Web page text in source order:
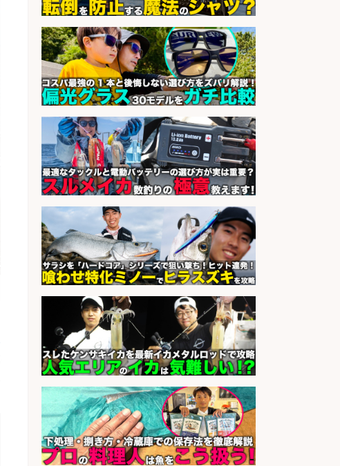
経験者歓迎魚の「製造加工スタッ
フ」/船橋勤務/シフト制
会社名 株式会社一光園
sponsored by 求人ボックス
フィッシング用品の「製品開発設
計」
会社名 メガバス株式会社
sponsored by 求人ボックス
さらに求人情報を見る